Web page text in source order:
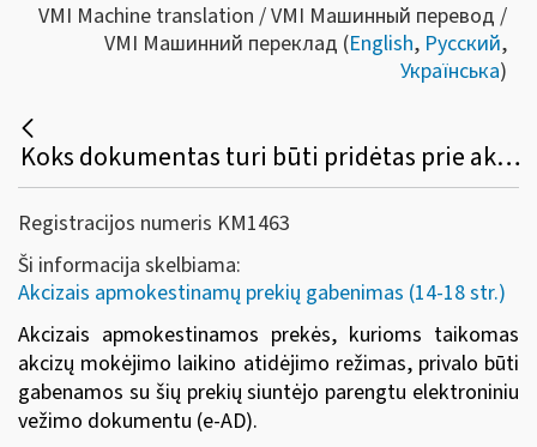
VMI Machine translation / VMI Машинный перевод /
VMI Машинний переклад (English, Русский,
Українська)
Koks dokumentas turi būti pridėtas prie akcizais apmokestinamų prekių, gabenamų taikant akcizų mokėjimo laikino atidėjimo režimą?
Registracijos numeris KM1463
Ši informacija skelbiama:
Akcizais apmokestinamų prekių gabenimas (14-18 str.)
Akcizais apmokestinamos prekės, kurioms taikomas
akcizų mokėjimo laikino atidėjimo režimas, privalo būti
gabenamos su šių prekių siuntėjo parengtu elektroniniu
vežimo dokumentu (e-AD).